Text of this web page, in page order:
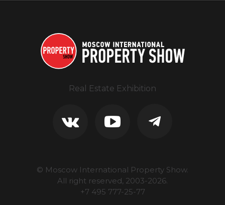
Real Estate Exhibition
© Moscow International Property Show.
All right reserved, 2003-2026.
+7 495 777-25-77